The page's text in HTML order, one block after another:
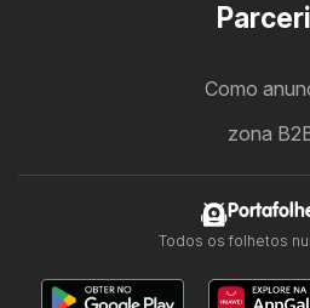
Como
zona
Todos os folhetos